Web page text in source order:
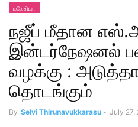
மலேசியா
நஜீப் மீதான
இன்டர்நேஷனல்
வழக்கு :
தொடங்கும்
By Selvi Thirunavukkarasu - July 27,